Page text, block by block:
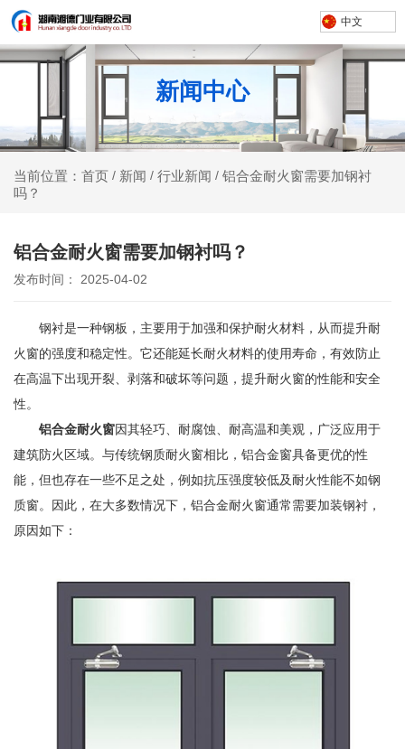
中文
新闻中心
当前位置：首页 / 新闻 / 行业新闻 / 铝合金耐火窗需要加钢衬
吗？
铝合金耐火窗需要加钢衬吗？
发布时间： 2025-04-02
钢衬是一种钢板，主要用于加强和保护耐火材料，从而提升耐
火窗的强度和稳定性。它还能延长耐火材料的使用寿命，有效防止
在高温下出现开裂、剥落和破坏等问题，提升耐火窗的性能和安全
性。
铝合金耐火窗因其轻巧、耐腐蚀、耐高温和美观，广泛应用于
建筑防火区域。与传统钢质耐火窗相比，铝合金窗具备更优的性
能，但也存在一些不足之处，例如抗压强度较低及耐火性能不如钢
质窗。因此，在大多数情况下，铝合金耐火窗通常需要加装钢衬，
原因如下：